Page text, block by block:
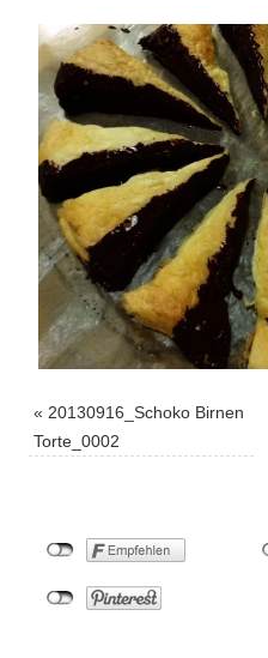
« 20130916_Schoko Birnen
Torte_0002